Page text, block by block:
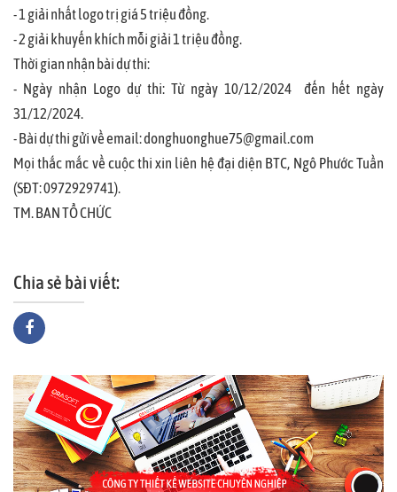
- 1 giải nhất logo trị giá 5 triệu đồng.
- 2 giải khuyến khích mỗi giải 1 triệu đồng.
Thời gian nhận bài dự thi:
- Ngày nhận Logo dự thi: Từ ngày 10/12/2024 đến hết ngày
31/12/2024.
- Bài dự thi gửi về email: donghuonghue75@gmail.com
Mọi thắc mắc về cuộc thi xin liên hệ đại diện BTC, Ngô Phước Tuần
(SĐT: 0972929741).
TM. BAN TỔ CHỨC
Chia sẻ bài viết: